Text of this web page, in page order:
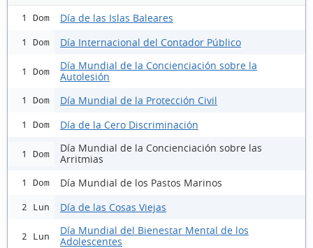
1 Dom Día de las Islas Baleares
1 Dom Día Internacional del Contador Público
1 Dom
Día Mundial de la Concienciación sobre la
Autolesión
1 Dom Día Mundial de la Protección Civil
1 Dom Día de la Cero Discriminación
1 Dom
Día Mundial de la Concienciación sobre las
Arritmias
1 Dom Día Mundial de los Pastos Marinos
2 Lun Día de las Cosas Viejas
2 Lun
Día Mundial del Bienestar Mental de los
Adolescentes